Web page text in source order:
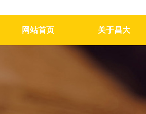
网站首页 关于昌大